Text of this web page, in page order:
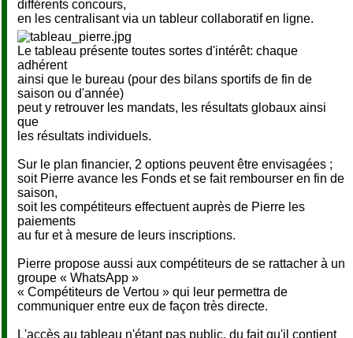
différents concours,
en les centralisant via un tableur collaboratif en ligne.
Le tableau présente toutes sortes d'intérêt: chaque
adhérent
ainsi que le bureau (pour des bilans sportifs de fin de
saison ou d'année)
peut y retrouver les mandats, les résultats globaux ainsi
que
les résultats individuels.
Sur le plan financier, 2 options peuvent être envisagées ;
soit Pierre avance les Fonds et se fait rembourser en fin de
saison,
soit les compétiteurs effectuent auprès de Pierre les
paiements
au fur et à mesure de leurs inscriptions.
Pierre propose aussi aux compétiteurs de se rattacher à un
groupe « WhatsApp »
« Compétiteurs de Vertou » qui leur permettra de
communiquer entre eux de façon très directe.
L'accès au tableau n'étant pas public, du fait qu'il contient